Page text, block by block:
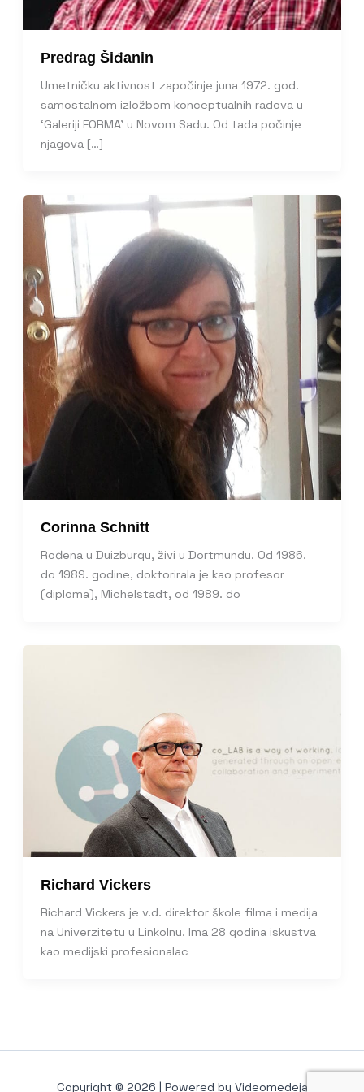
Predrag Šiđanin
Umetničku aktivnost započinje juna 1972. god.
samostalnom izložbom konceptualnih radova u
‘Galeriji FORMA’ u Novom Sadu. Od tada počinje
njagova […]
Corinna Schnitt
Rođena u Duizburgu, živi u Dortmundu. Od 1986.
do 1989. godine, doktorirala je kao profesor
(diploma), Michelstadt, od 1989. do
Richard Vickers
Richard Vickers je v.d. direktor škole filma i medija
na Univerzitetu u Linkolnu. Ima 28 godina iskustva
kao medijski profesionalac
Copyright © 2026 | Powered by Videomedeja